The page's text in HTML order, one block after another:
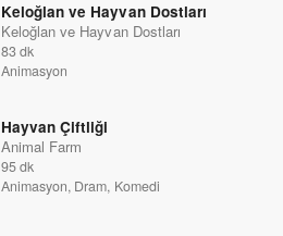
Keloğlan ve Hayvan Dostları
Keloğlan ve Hayvan Dostları
83 dk
Animasyon
Hayvan Çiftliği
Animal Farm
95 dk
Animasyon, Dram, Komedi